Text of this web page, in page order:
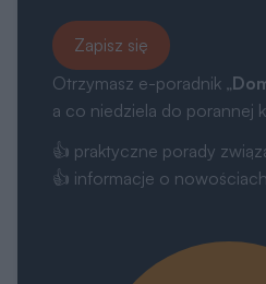
Zapisz się
Otrzymasz e-poradnik „
a co niedziela do porannej
👍 praktyczne porady
👍 informacje o